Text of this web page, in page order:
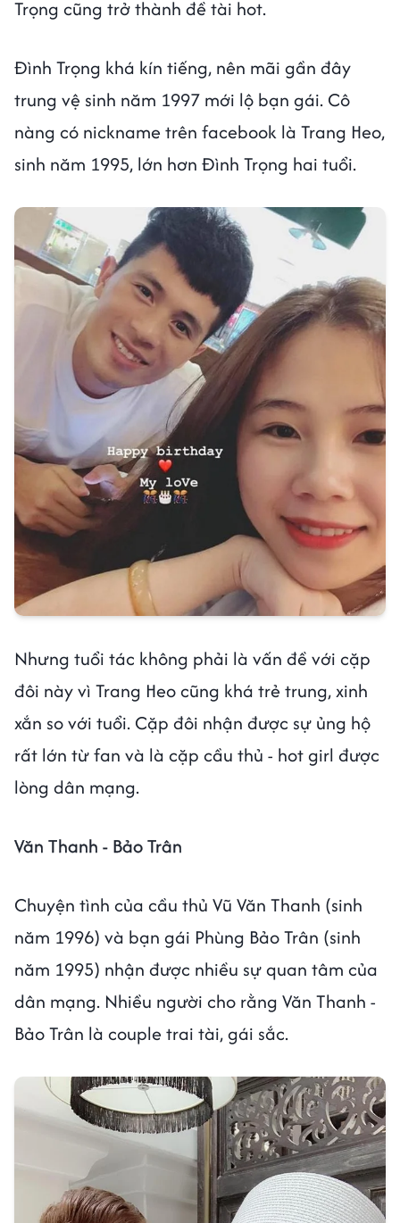
Trọng cũng trở thành đề tài hot.
Đình Trọng khá kín tiếng, nên mãi gần đây
trung vệ sinh năm 1997 mới lộ bạn gái. Cô
nàng có nickname trên facebook là Trang Heo,
sinh năm 1995, lớn hơn Đình Trọng hai tuổi.
Nhưng tuổi tác không phải là vấn đề với cặp
đôi này vì Trang Heo cũng khá trẻ trung, xinh
xắn so với tuổi. Cặp đôi nhận được sự ủng hộ
rất lớn từ fan và là cặp cầu thủ - hot girl được
lòng dân mạng.
Văn Thanh - Bảo Trân
Chuyện tình của cầu thủ Vũ Văn Thanh (sinh
năm 1996) và bạn gái Phùng Bảo Trân (sinh
năm 1995) nhận được nhiều sự quan tâm của
dân mạng. Nhiều người cho rằng Văn Thanh -
Bảo Trân là couple trai tài, gái sắc.